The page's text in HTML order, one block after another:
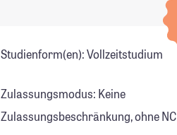
Studienform(en): Vollzeitstudium
Zulassungsmodus: Keine
Zulassungsbeschränkung, ohne NC